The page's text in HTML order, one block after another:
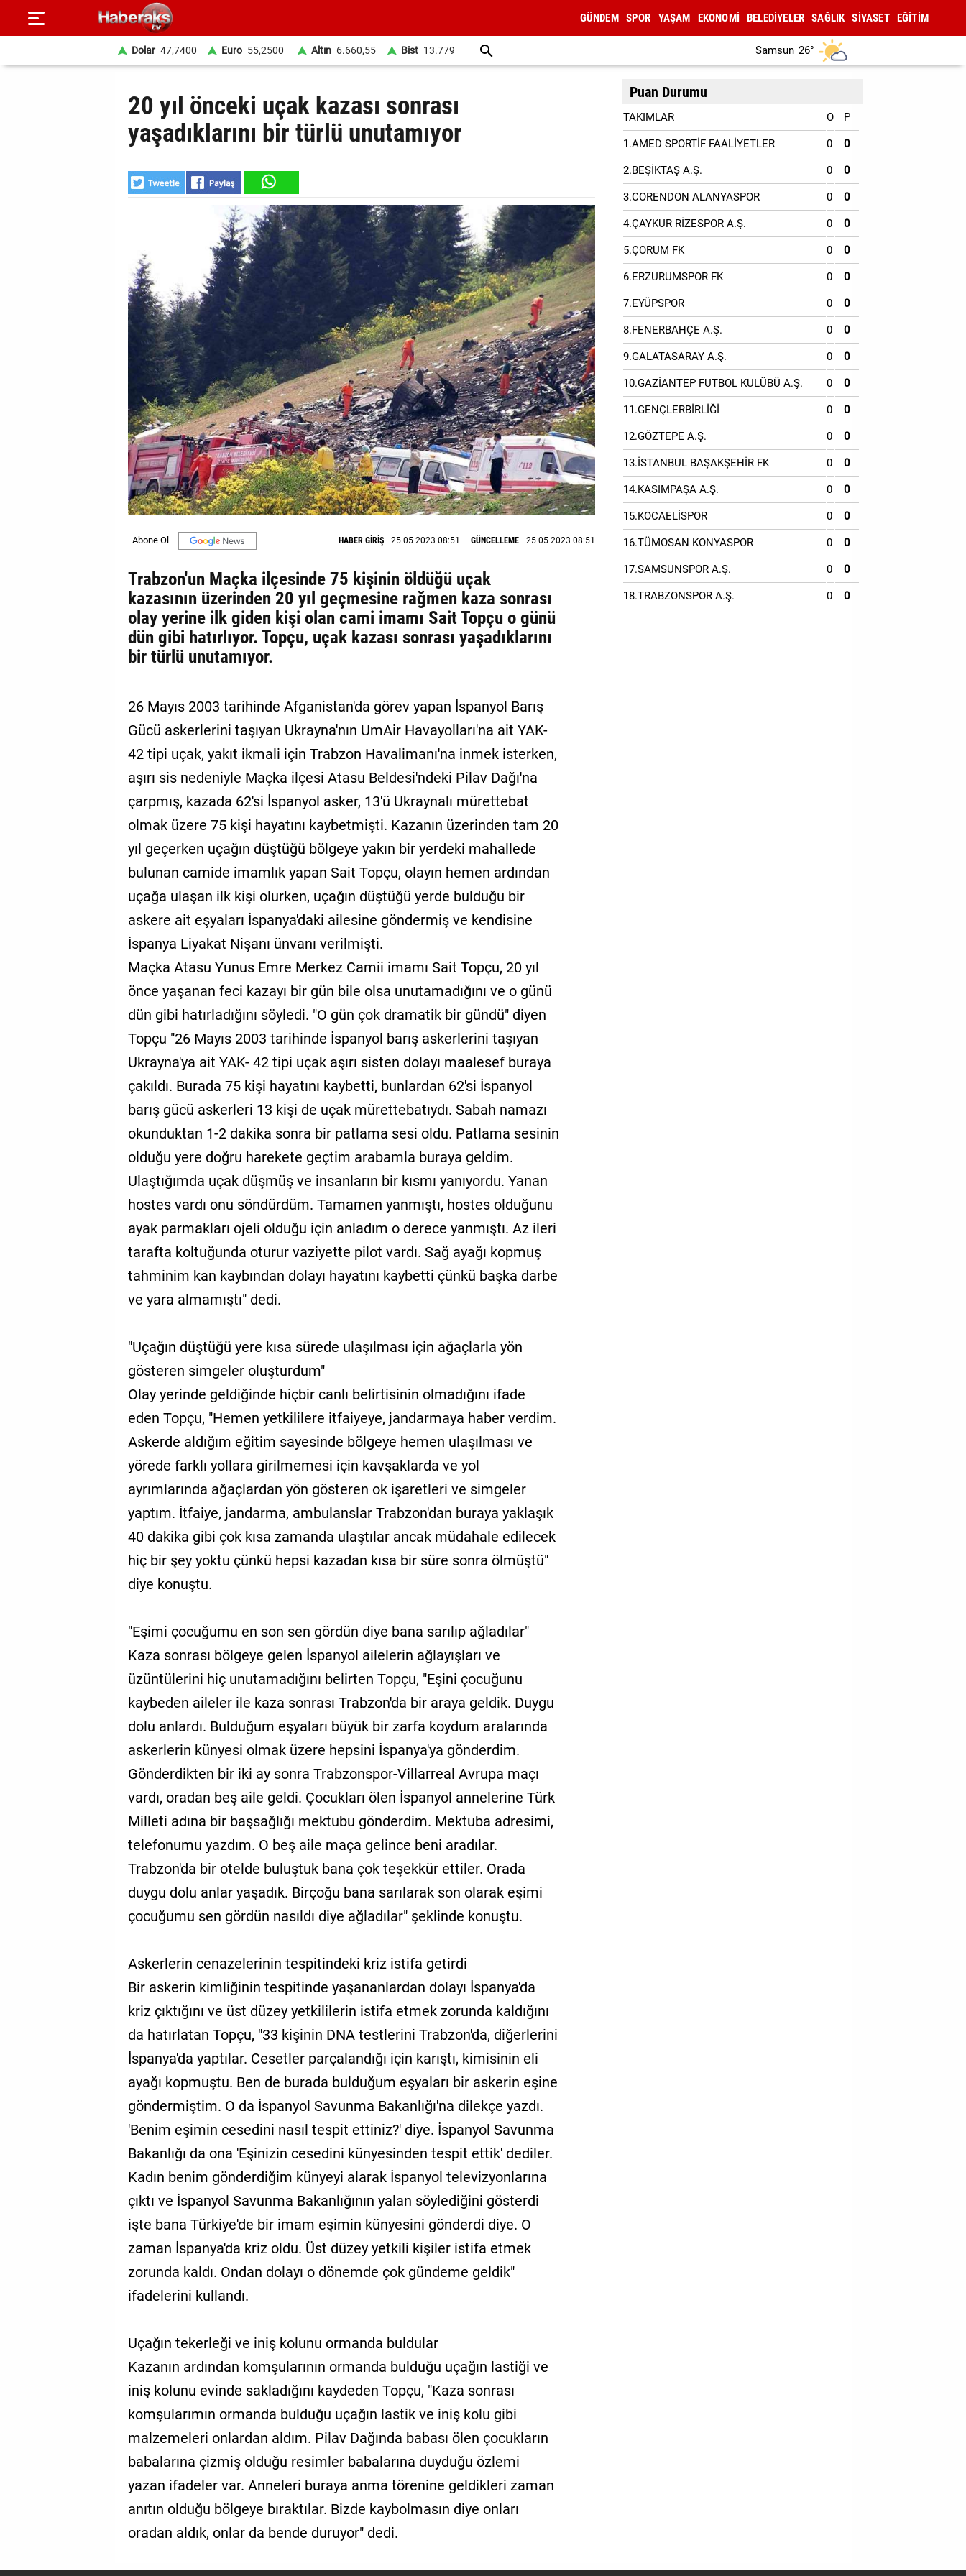
GÜNDEM SPOR YAŞAM EKONOMİ BELEDİYELER SAĞLIK SİYASET EĞİTİM
Dolar 47,7400 Euro 55,2500 Altın 6.660,55 Bist 13.779 Samsun 26°
20 yıl önceki uçak kazası sonrası
yaşadıklarını bir türlü unutamıyor
HABER GİRİŞ 25 05 2023 08:51 GÜNCELLEME 25 05 2023 08:51
Trabzon'un Maçka ilçesinde 75 kişinin öldüğü uçak
kazasının üzerinden 20 yıl geçmesine rağmen kaza sonrası
olay yerine ilk giden kişi olan cami imamı Sait Topçu o günü
dün gibi hatırlıyor. Topçu, uçak kazası sonrası yaşadıklarını
bir türlü unutamıyor.
26 Mayıs 2003 tarihinde Afganistan'da görev yapan İspanyol Barış
Gücü askerlerini taşıyan Ukrayna'nın UmAir Havayolları'na ait YAK-
42 tipi uçak, yakıt ikmali için Trabzon Havalimanı'na inmek isterken,
aşırı sis nedeniyle Maçka ilçesi Atasu Beldesi'ndeki Pilav Dağı'na
çarpmış, kazada 62'si İspanyol asker, 13'ü Ukraynalı mürettebat
olmak üzere 75 kişi hayatını kaybetmişti. Kazanın üzerinden tam 20
yıl geçerken uçağın düştüğü bölgeye yakın bir yerdeki mahallede
bulunan camide imamlık yapan Sait Topçu, olayın hemen ardından
uçağa ulaşan ilk kişi olurken, uçağın düştüğü yerde bulduğu bir
askere ait eşyaları İspanya'daki ailesine göndermiş ve kendisine
İspanya Liyakat Nişanı ünvanı verilmişti.
Maçka Atasu Yunus Emre Merkez Camii imamı Sait Topçu, 20 yıl
önce yaşanan feci kazayı bir gün bile olsa unutamadığını ve o günü
dün gibi hatırladığını söyledi. "O gün çok dramatik bir gündü" diyen
Topçu "26 Mayıs 2003 tarihinde İspanyol barış askerlerini taşıyan
Ukrayna'ya ait YAK- 42 tipi uçak aşırı sisten dolayı maalesef buraya
çakıldı. Burada 75 kişi hayatını kaybetti, bunlardan 62'si İspanyol
barış gücü askerleri 13 kişi de uçak mürettebatıydı. Sabah namazı
okunduktan 1-2 dakika sonra bir patlama sesi oldu. Patlama sesinin
olduğu yere doğru harekete geçtim arabamla buraya geldim.
Ulaştığımda uçak düşmüş ve insanların bir kısmı yanıyordu. Yanan
hostes vardı onu söndürdüm. Tamamen yanmıştı, hostes olduğunu
ayak parmakları ojeli olduğu için anladım o derece yanmıştı. Az ileri
tarafta koltuğunda oturur vaziyette pilot vardı. Sağ ayağı kopmuş
tahminim kan kaybından dolayı hayatını kaybetti çünkü başka darbe
ve yara almamıştı" dedi.
"Uçağın düştüğü yere kısa sürede ulaşılması için ağaçlarla yön
gösteren simgeler oluşturdum"
Olay yerinde geldiğinde hiçbir canlı belirtisinin olmadığını ifade
eden Topçu, "Hemen yetkililere itfaiyeye, jandarmaya haber verdim.
Askerde aldığım eğitim sayesinde bölgeye hemen ulaşılması ve
yörede farklı yollara girilmemesi için kavşaklarda ve yol
ayrımlarında ağaçlardan yön gösteren ok işaretleri ve simgeler
yaptım. İtfaiye, jandarma, ambulanslar Trabzon'dan buraya yaklaşık
40 dakika gibi çok kısa zamanda ulaştılar ancak müdahale edilecek
hiç bir şey yoktu çünkü hepsi kazadan kısa bir süre sonra ölmüştü"
diye konuştu.
"Eşimi çocuğumu en son sen gördün diye bana sarılıp ağladılar"
Kaza sonrası bölgeye gelen İspanyol ailelerin ağlayışları ve
üzüntülerini hiç unutamadığını belirten Topçu, "Eşini çocuğunu
kaybeden aileler ile kaza sonrası Trabzon'da bir araya geldik. Duygu
dolu anlardı. Bulduğum eşyaları büyük bir zarfa koydum aralarında
askerlerin künyesi olmak üzere hepsini İspanya'ya gönderdim.
Gönderdikten bir iki ay sonra Trabzonspor-Villarreal Avrupa maçı
vardı, oradan beş aile geldi. Çocukları ölen İspanyol annelerine Türk
Milleti adına bir başsağlığı mektubu gönderdim. Mektuba adresimi,
telefonumu yazdım. O beş aile maça gelince beni aradılar.
Trabzon'da bir otelde buluştuk bana çok teşekkür ettiler. Orada
duygu dolu anlar yaşadık. Birçoğu bana sarılarak son olarak eşimi
çocuğumu sen gördün nasıldı diye ağladılar" şeklinde konuştu.
Askerlerin cenazelerinin tespitindeki kriz istifa getirdi
Bir askerin kimliğinin tespitinde yaşananlardan dolayı İspanya'da
kriz çıktığını ve üst düzey yetkililerin istifa etmek zorunda kaldığını
da hatırlatan Topçu, "33 kişinin DNA testlerini Trabzon'da, diğerlerini
İspanya'da yaptılar. Cesetler parçalandığı için karıştı, kimisinin eli
ayağı kopmuştu. Ben de burada bulduğum eşyaları bir askerin eşine
göndermiştim. O da İspanyol Savunma Bakanlığı'na dilekçe yazdı.
'Benim eşimin cesedini nasıl tespit ettiniz?' diye. İspanyol Savunma
Bakanlığı da ona 'Eşinizin cesedini künyesinden tespit ettik' dediler.
Kadın benim gönderdiğim künyeyi alarak İspanyol televizyonlarına
çıktı ve İspanyol Savunma Bakanlığının yalan söylediğini gösterdi
işte bana Türkiye'de bir imam eşimin künyesini gönderdi diye. O
zaman İspanya'da kriz oldu. Üst düzey yetkili kişiler istifa etmek
zorunda kaldı. Ondan dolayı o dönemde çok gündeme geldik"
ifadelerini kullandı.
Uçağın tekerleği ve iniş kolunu ormanda buldular
Kazanın ardından komşularının ormanda bulduğu uçağın lastiği ve
iniş kolunu evinde sakladığını kaydeden Topçu, "Kaza sonrası
komşularımın ormanda bulduğu uçağın lastik ve iniş kolu gibi
malzemeleri onlardan aldım. Pilav Dağında babası ölen çocukların
babalarına çizmiş olduğu resimler babalarına duyduğu özlemi
yazan ifadeler var. Anneleri buraya anma törenine geldikleri zaman
anıtın olduğu bölgeye bıraktılar. Bizde kaybolmasın diye onları
oradan aldık, onlar da bende duruyor" dedi.
Puan Durumu
TAKIMLAR O P
1.AMED SPORTİF FAALİYETLER 0 0
2.BEŞİKTAŞ A.Ş. 0 0
3.CORENDON ALANYASPOR 0 0
4.ÇAYKUR RİZESPOR A.Ş. 0 0
5.ÇORUM FK 0 0
6.ERZURUMSPOR FK 0 0
7.EYÜPSPOR 0 0
8.FENERBAHÇE A.Ş. 0 0
9.GALATASARAY A.Ş. 0 0
10.GAZİANTEP FUTBOL KULÜBÜ A.Ş. 0 0
11.GENÇLERBİRLİĞİ 0 0
12.GÖZTEPE A.Ş. 0 0
13.İSTANBUL BAŞAKŞEHİR FK 0 0
14.KASIMPAŞA A.Ş. 0 0
15.KOCAELİSPOR 0 0
16.TÜMOSAN KONYASPOR 0 0
17.SAMSUNSPOR A.Ş. 0 0
18.TRABZONSPOR A.Ş. 0 0